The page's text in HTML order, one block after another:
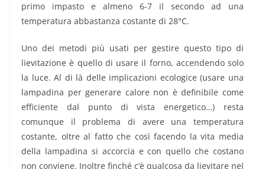
primo impasto e almeno 6-7 il secondo ad una
temperatura abbastanza costante di 28°C.
Uno dei metodi più usati per gestire questo tipo di
lievitazione è quello di usare il forno, accendendo solo
la luce. Al di là delle implicazioni ecologice (usare una
lampadina per generare calore non è definibile come
efficiente dal punto di vista energetico…) resta
comunque il problema di avere una temperatura
costante, oltre al fatto che così facendo la vita media
della lampadina si accorcia e con quello che costano
non conviene. Inoltre finché c’è qualcosa da lievitare nel